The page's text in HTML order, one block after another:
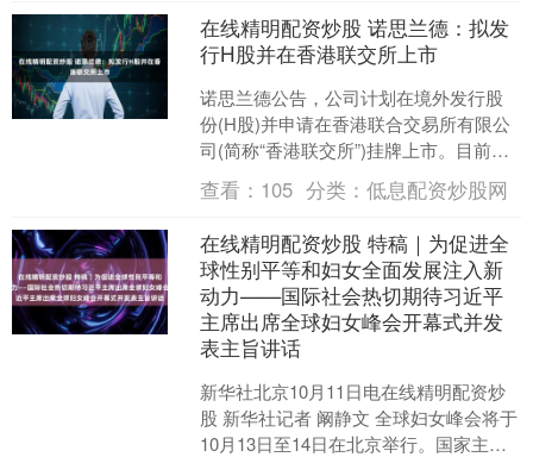
在线精明配资炒股 诺思兰德：拟发
行H股并在香港联交所上市
诺思兰德公告，公司计划在境外发行股
份(H股)并申请在香港联合交易所有限公
司(简称“香港联交所”)挂牌上市。目前，
公司计划与相关中介机构商讨本次H股发
行并上市的相....
查看： 105 分类：低息配资炒股网
在线精明配资炒股 特稿｜为促进全
球性别平等和妇女全面发展注入新
动力——国际社会热切期待习近平
主席出席全球妇女峰会开幕式并发
表主旨讲话
新华社北京10月11日电在线精明配资炒
股 新华社记者 阚静文 全球妇女峰会将于
10月13日至14日在北京举行。国家主席